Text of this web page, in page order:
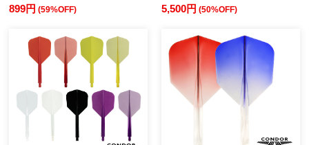
899円(59%OFF) 5,500円 (50%OFF)